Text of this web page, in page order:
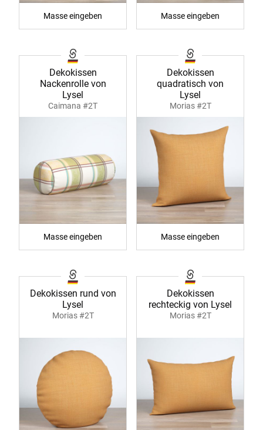
Masse eingeben Masse eingeben
Dekokissen
Nackenrolle von
Lysel
Caimana #2T
Masse eingeben
Dekokissen
quadratisch von
Lysel
Morias #2T
Masse eingeben
Dekokissen rund von
Lysel
Morias #2T
Dekokissen
rechteckig von Lysel
Morias #2T